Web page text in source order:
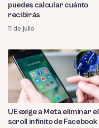
puedes calcular cuánto
recibirás
11 de julio
UE exige a Meta eliminar el
scroll infinito de Facebook